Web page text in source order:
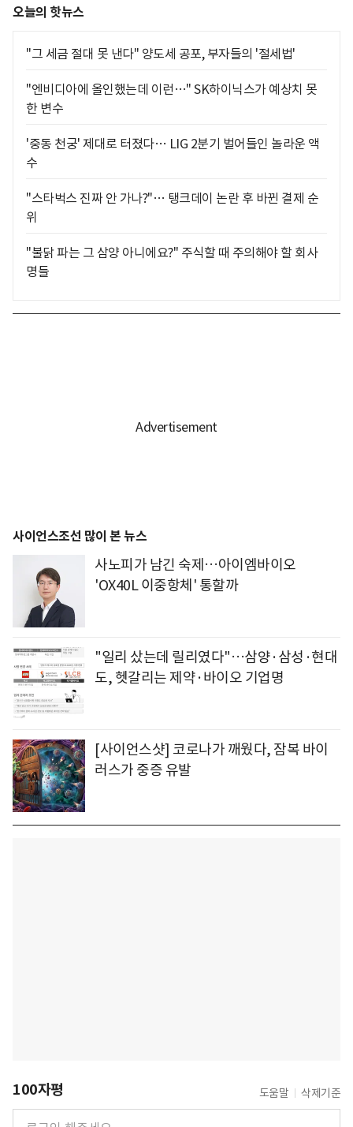
오늘의 핫뉴스
"그 세금 절대 못 낸다" 양도세 공포, 부자들의 '절세법'
"엔비디아에 올인했는데 이런…" SK하이닉스가 예상치 못
한 변수
'중동 천궁' 제대로 터졌다… LIG 2분기 벌어들인 놀라운 액
수
"스타벅스 진짜 안 가나?"… 탱크데이 논란 후 바뀐 결제 순
위
"불닭 파는 그 삼양 아니에요?" 주식할 때 주의해야 할 회사
명들
사이언스조선 많이 본 뉴스
사노피가 남긴 숙제…아이엠바이오
'OX40L 이중항체' 통할까
"일리 샀는데 릴리였다"…삼양·삼성·현대
도, 헷갈리는 제약·바이오 기업명
[사이언스샷] 코로나가 깨웠다, 잠복 바이
러스가 중증 유발
100자평 도움말 삭제기준